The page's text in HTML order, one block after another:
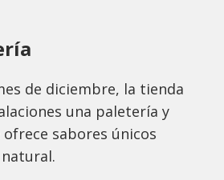
de diciembre, la tienda
una paletería y
sabores únicos